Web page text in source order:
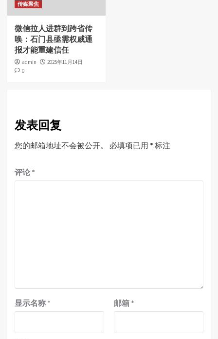
传媒聚焦
微信拉人进群到跨省传
唤：石门县亟需权威通
报才能重建信任
admin
2025年11月14日
0
发表回复
您的邮箱地址不会被公开。 必填项已用 * 标注
评论 *
显示名称 * 邮箱 *